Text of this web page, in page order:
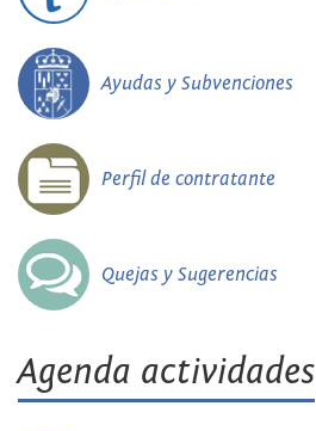
Ayudas y Subvenciones
Perfil de contratante
Quejas y Sugerencias
Agenda actividades